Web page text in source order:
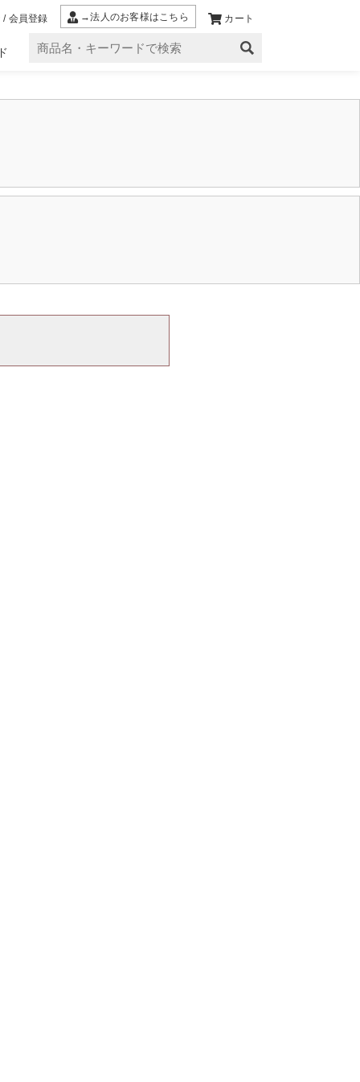
/ 会員登録 →法人のお客様はこちら カート